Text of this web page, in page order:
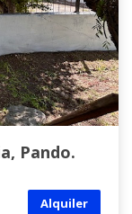
Pando.
Alquiler